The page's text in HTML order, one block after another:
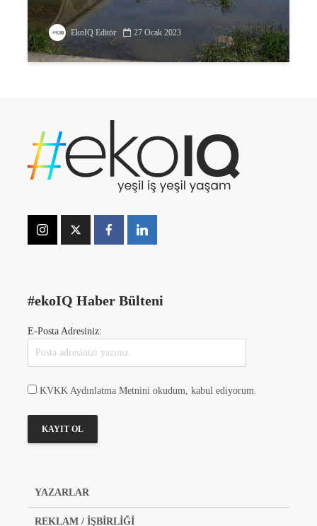
EkoIQ Editör 27 Ocak 2023
#ekoIQ Haber Bülteni
E-Posta Adresiniz:
KVKK Aydınlatma Metnini okudum, kabul ediyorum.
YAZARLAR
REKLAM / İŞBİRLİĞİ